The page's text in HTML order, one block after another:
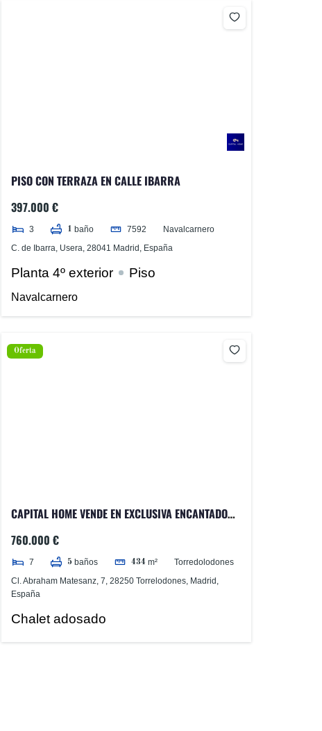
PISO CON TERRAZA EN CALLE IBARRA
397.000 €
3 1 baño 7592
Navalcarnero
C. de Ibarra, Usera, 28041 Madrid, España
Planta 4º exterior Piso
Navalcarnero
Oferta
CAPITAL HOME VENDE EN EXCLUSIVA ENCANTADOR
760.000 €
7 5 baños 434 m²
Torredolodones
Cl. Abraham Matesanz, 7, 28250 Torrelodones, Madrid,
España
Chalet adosado